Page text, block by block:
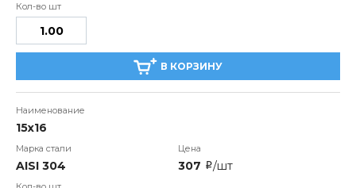
В КОРЗИНУ
15х16
AISI 304 307 i/шт